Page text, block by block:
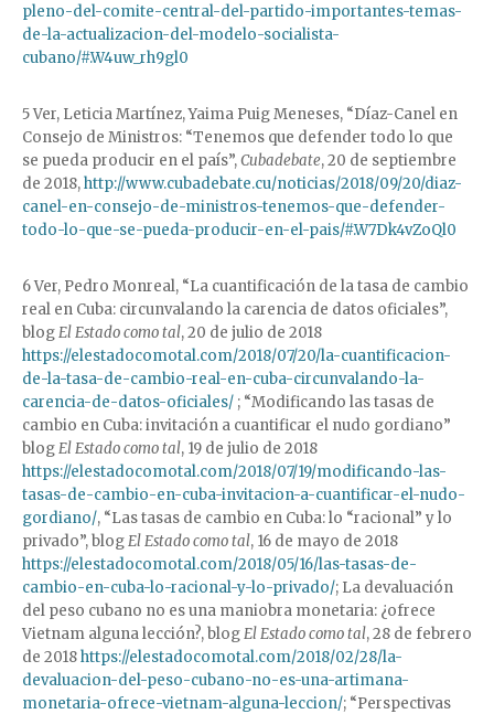
pleno-del-comite-central-del-partido-importantes-temas-
de-la-actualizacion-del-modelo-socialista-
cubano/#.W4uw_rh9gl0
5 Ver, Leticia Martínez, Yaima Puig Meneses, “Díaz-Canel en
Consejo de Ministros: “Tenemos que defender todo lo que
se pueda producir en el país”,Cubadebate, 20 de septiembre
de 2018,http://www.cubadebate.cu/noticias/2018/09/20/diaz-
canel-en-consejo-de-ministros-tenemos-que-defender-
todo-lo-que-se-pueda-producir-en-el-pais/#.W7Dk4vZoQl0
6 Ver, Pedro Monreal, “La cuantificación de la tasa de cambio
real en Cuba: circunvalando la carencia de datos oficiales”,
blogEl Estado como tal, 20 de julio de 2018
https://elestadocomotal.com/2018/07/20/la-cuantificacion-
de-la-tasa-de-cambio-real-en-cuba-circunvalando-la-
carencia-de-datos-oficiales/ ; “Modificando las tasas de
cambio en Cuba: invitación a cuantificar el nudo gordiano”
blogEl Estado como tal, 19 de julio de 2018
https://elestadocomotal.com/2018/07/19/modificando-las-
tasas-de-cambio-en-cuba-invitacion-a-cuantificar-el-nudo-
gordiano/, “Las tasas de cambio en Cuba: lo “racional” y lo
privado”, blogEl Estado como tal, 16 de mayo de 2018
https://elestadocomotal.com/2018/05/16/las-tasas-de-
cambio-en-cuba-lo-racional-y-lo-privado/; La devaluación
del peso cubano no es una maniobra monetaria: ¿ofrece
Vietnam alguna lección?, blogEl Estado como tal, 28 de febrero
de 2018https://elestadocomotal.com/2018/02/28/la-
devaluacion-del-peso-cubano-no-es-una-artimana-
monetaria-ofrece-vietnam-alguna-leccion/; “Perspectivas